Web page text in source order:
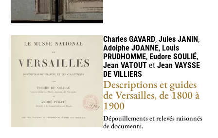
CharlesGAVARD,JulesJANIN ,
AdolpheJOANNE, Louis
PRUDHOMME, EudoreSOULIÉ,
JeanVATOUT etJeanVAYSSE
DE VILLIERS
Descriptions et guides
de Versailles, de 1800 à
1900
Dépouillements et relevés raisonnés
de documents.